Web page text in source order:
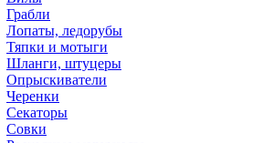
Грабли
Лопаты, ледорубы
Тяпки и мотыги
Шланги, штуцеры
Опрыскиватели
Черенки
Секаторы
Совки